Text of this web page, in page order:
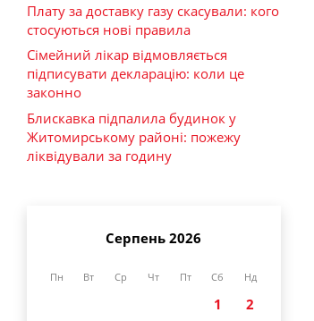
Плату за доставку газу скасували: кого
стосуються нові правила
Сімейний лікар відмовляється
підписувати декларацію: коли це
законно
Блискавка підпалила будинок у
Житомирському районі: пожежу
ліквідували за годину
Серпень 2026
Пн Вт Ср Чт Пт Сб Нд
1
2